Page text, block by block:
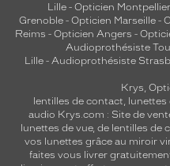
Lille - Opticien Montpellier
Grenoble - Opticien Marseille -
Reims - Opticien Angers -
Audioprothésiste
Lille- Audioprothésiste
Krys,
lentilles de contact, lunettes
audio Krys.com : Site de
lunettes de vue, de lentilles de
vos lunettes grâce au miroir
faites vous livrer